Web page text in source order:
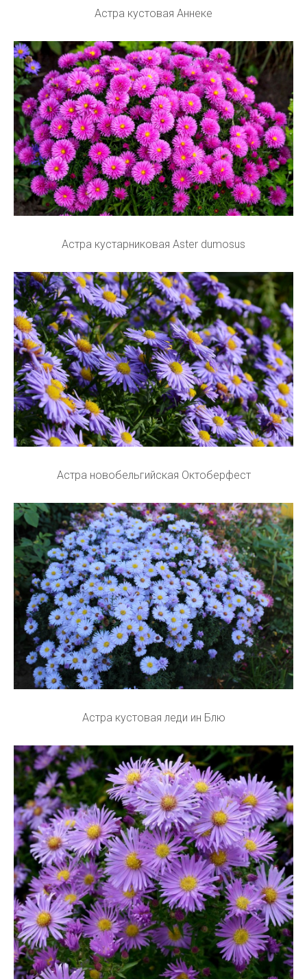
Астра кустовая Аннеке
Астра кустарниковая Aster dumosus
Астра новобельгийская Октоберфест
Астра кустовая леди ин Блю